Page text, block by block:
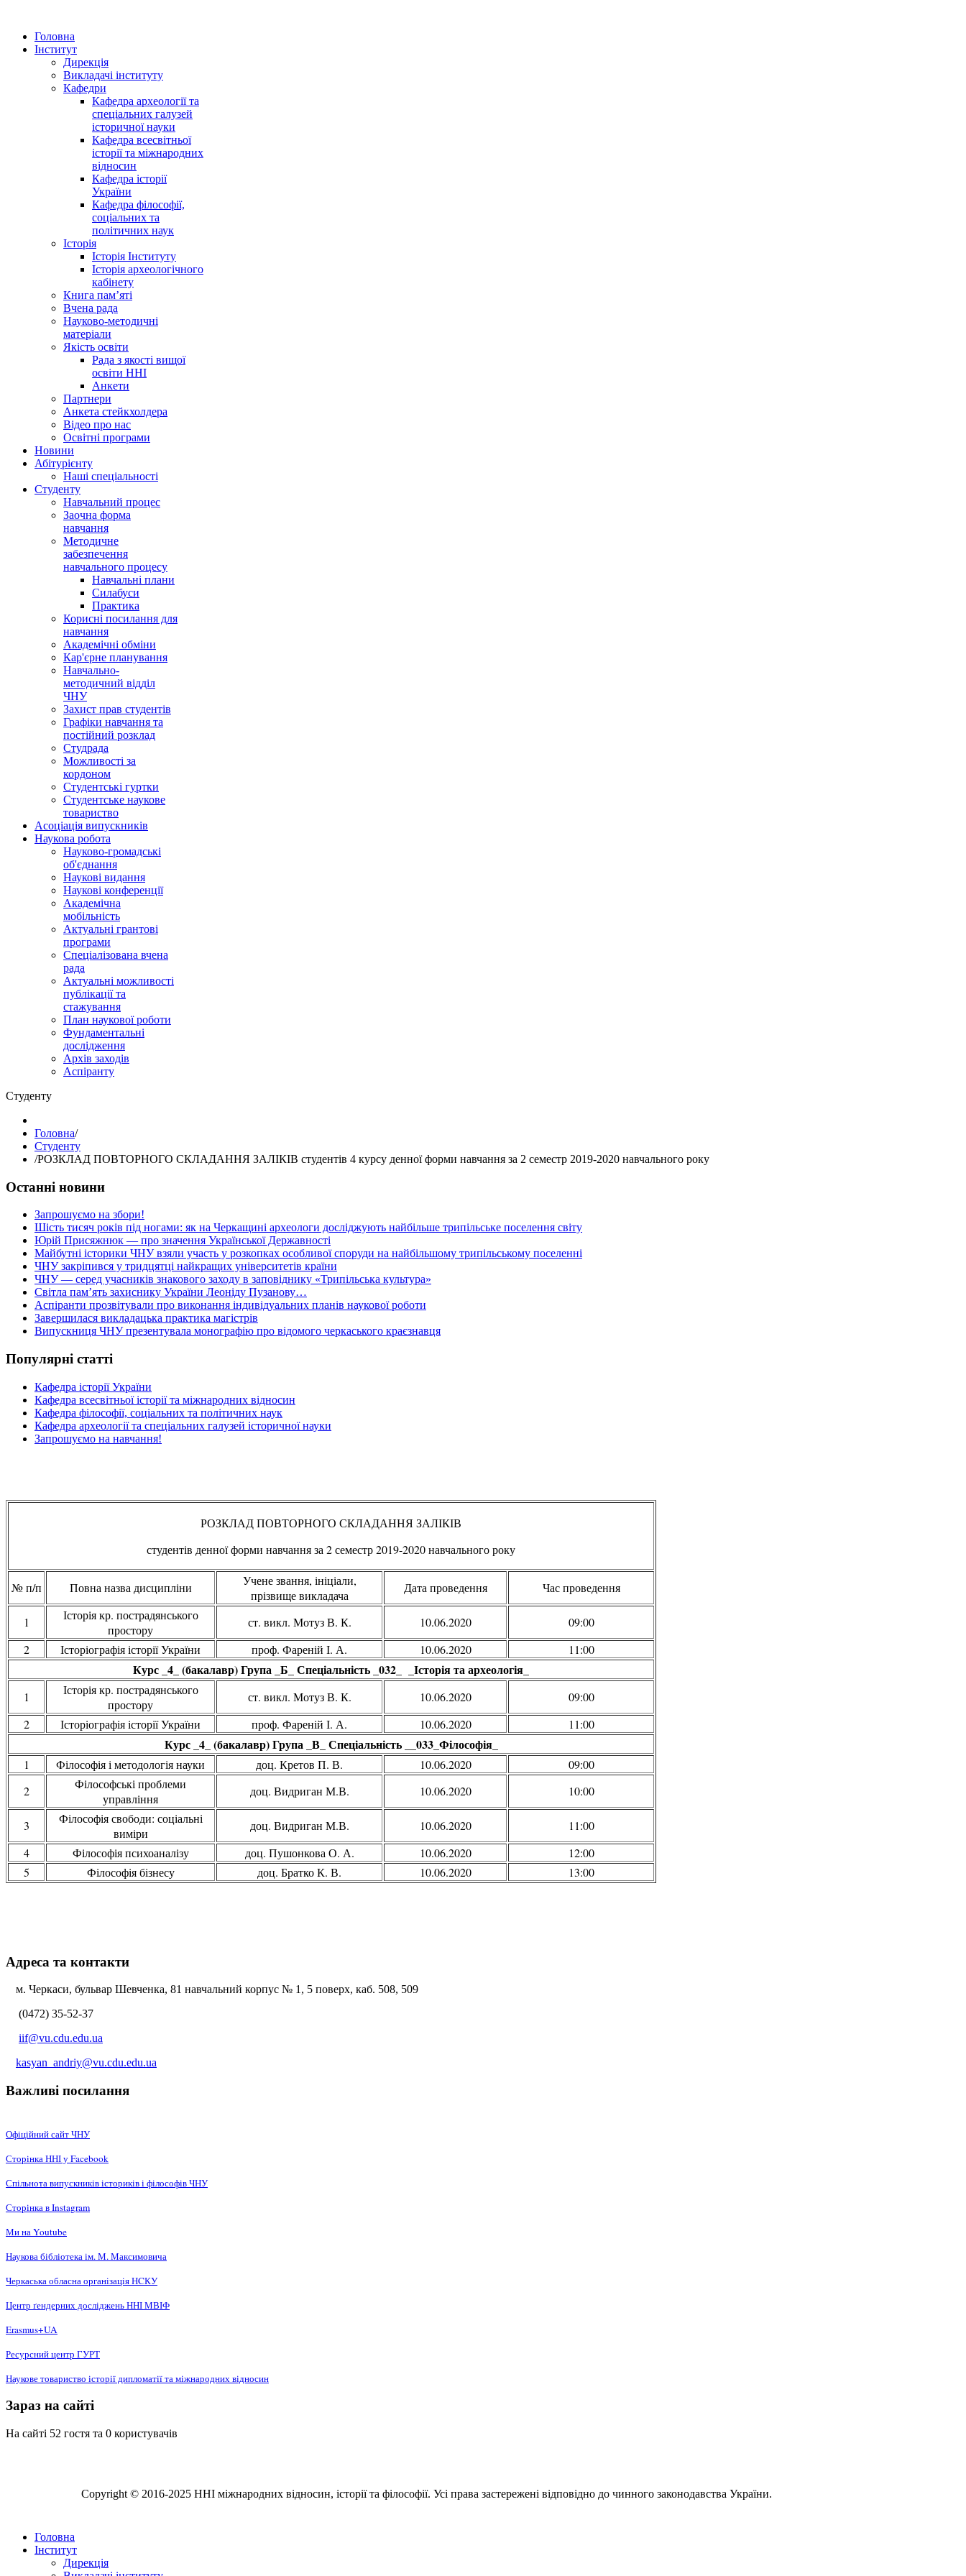
Головна
Інститут
Дирекція
Викладачі інституту
Кафедри
Кафедра археології та
спеціальних галузей
історичної науки
Кафедра всесвітньої
історії та міжнародних
відносин
Кафедра історії
України
Кафедра філософії,
соціальних та
політичних наук
Історія
Історія Інституту
Історія археологічного
кабінету
Книга памʼяті
Вчена рада
Науково-методичні
матеріали
Якість освіти
Рада з якості вищої
освіти ННІ
Анкети
Партнери
Анкета стейкхолдера
Відео про нас
Освітні програми
Hовини
Абітурієнту
Наші спеціальності
Студенту
Навчальний процес
Заочна форма
навчання
Методичне
забезпечення
навчального процесу
Навчальні плани
Силабуси
Практика
Корисні посилання для
навчання
Академічні обміни
Кар'єрне планування
Навчально-
методичний відділ
ЧНУ
Захист прав студентів
Графіки навчання та
постійний розклад
Студрада
Можливості за
кордоном
Студентські гуртки
Студентське наукове
товариство
Асоціація випускників
Наукова робота
Науково-громадські
об'єднання
Наукові видання
Наукові конференції
Академічна
мобільність
Актуальні грантові
програми
Спеціалізована вчена
рада
Актуальні можливості
публікації та
стажування
План наукової роботи
Фундаментальні
дослідження
Архів заходів
Аспіранту
Студенту
Головна/
Студенту
/РОЗКЛАД ПОВТОРНОГО СКЛАДАННЯ ЗАЛІКІВ студентів 4 курсу денної форми навчання за 2 семестр 2019-2020 навчального року
Останні новини
Запрошуємо на збори!
Шість тисяч років під ногами: як на Черкащині археологи досліджують найбільше трипільське поселення світу
Юрій Присяжнюк — про значення Української Державності
Майбутні історики ЧНУ взяли участь у розкопках особливої споруди на найбільшому трипільському поселенні
ЧНУ закріпився у тридцятці найкращих університетів країни
ЧНУ — серед учасників знакового заходу в заповіднику «Трипільська культура»
Світла пам’ять захиснику України Леоніду Пузанову…
Аспіранти прозвітували про виконання індивідуальних планів наукової роботи
Завершилася викладацька практика магістрів
Випускниця ЧНУ презентувала монографію про відомого черкаського краєзнавця
Популярні статті
Кафедра історії України
Кафедра всесвітньої історії та міжнародних відносин
Кафедра філософії, соціальних та політичних наук
Кафедра археології та спеціальних галузей історичної науки
Запрошуємо на навчання!
РОЗКЛАД ПОВТОРНОГО СКЛАДАННЯ ЗАЛІКІВ
студентів денної форми навчання за 2 семестр 2019-2020 навчального року
№ п/п Повна назва дисципліни
Учене звання, ініціали,
прізвище викладача
Дата проведення Час проведення
1
Історія кр. пострадянського
простору
ст. викл. Мотуз В. К. 10.06.2020
09:00
2
Історіографія історії України проф. Фареній І. А. 10.06.2020 11:00
Курс _4_ (бакалавр) Група _Б_ Спеціальність _032_ _Історія та археологія_
1
Історія кр. пострадянського
простору
ст. викл. Мотуз В. К. 10.06.2020
09:00
2
Історіографія історії України проф. Фареній І. А. 10.06.2020 11:00
Курс _4_ (бакалавр) Група _В_ Спеціальність __033_Філософія_
1 Філософія і методологія науки доц. Кретов П. В. 10.06.2020
09:00
2
Філософські проблеми
управління
доц. Видриган М.В. 10.06.2020 10:00
3
Філософія свободи: соціальні
виміри
доц. Видриган М.В. 10.06.2020
11:00
4
Філософія психоаналізу доц. Пушонкова О. А. 10.06.2020
12:00
5
Філософія бізнесу доц. Братко К. В. 10.06.2020 13:00
Адреса та контакти
м. Черкаси, бульвар Шевченка, 81 навчальний корпус № 1, 5 поверх, каб. 508, 509
(0472) 35-52-37
iif@vu.cdu.edu.ua
kasyan_andriy@vu.cdu.edu.ua
Важливі посилання
Офіційний сайт ЧНУ
Сторінка ННІ у Facebook
Спільнота випускників істориків і філософів ЧНУ
Сторінка в Instagram
Ми на Youtube
Наукова бібліотека ім. М. Максимовича
Черкаська обласна організація НCКУ
Центр ґендерних досліджень ННІ МВІФ
Erasmus+UA
Ресурсний центр ГУРТ
Наукове товариство історії дипломатії та міжнародних відносин
Зараз на сайті
На сайті 52 гостя та 0 користувачів
Copyright © 2016-2025 ННІ міжнародних відносин, історії та філософії. Усі права застережені відповідно до чинного законодавства України.
Головна
Інститут
Дирекція